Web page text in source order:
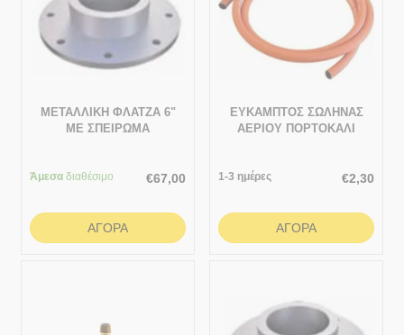
ΜΕΤΑΛΛΙΚΗ ΦΛΑΤΖΑ 6"
ΜΕ ΣΠΕΙΡΩΜΑ
Άμεσα διαθέσιμο €67,00
ΑΓΟΡΆ
ΕΥΚΑΜΠΤΟΣ ΣΩΛΗΝΑΣ
ΑΕΡΙΟΥ ΠΟΡΤΟΚΑΛΙ
1-3 ημέρες €2,30
ΑΓΟΡΆ